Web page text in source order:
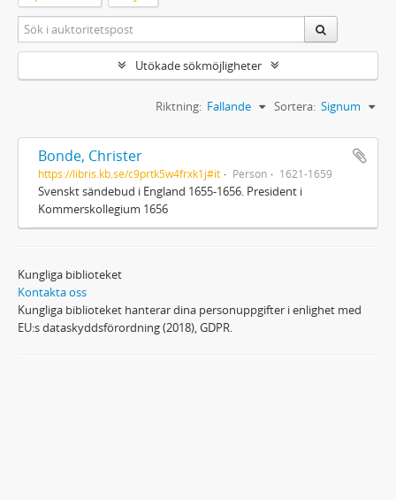
Utökade sökmöjligheter
Sortera: Signum
Riktning: Fallande
Bonde, Christer
https://libris.kb.se/c9prtk5w4frxk1j#it Person 1621-1659
Svenskt sändebud i England 1655-1656. President i
Kommerskollegium 1656
Kungliga biblioteket
Kontakta oss
Kungliga biblioteket hanterar dina personuppgifter i enlighet med
EU:s dataskyddsförordning (2018), GDPR.